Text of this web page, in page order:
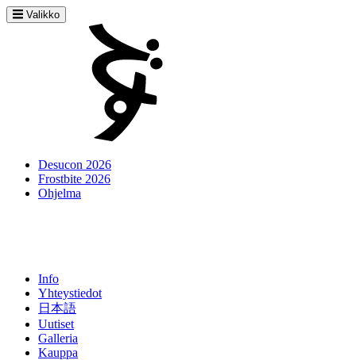
Valikko
Desucon 2026
Frostbite 2026
Ohjelma
Info
Yhteystiedot
日本語
Uutiset
Galleria
Kauppa